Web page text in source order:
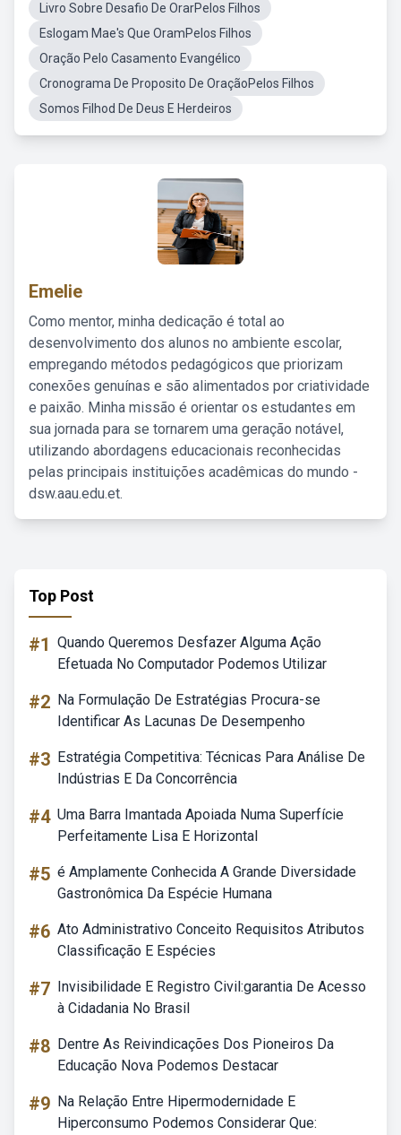
Livro Sobre Desafio De OrarPelos Filhos
Eslogam Mae's Que OramPelos Filhos
Oração Pelo Casamento Evangélico
Cronograma De Proposito De OraçãoPelos Filhos
Somos Filhod De Deus E Herdeiros
Emelie
Como mentor, minha dedicação é total ao
desenvolvimento dos alunos no ambiente escolar,
empregando métodos pedagógicos que priorizam
conexões genuínas e são alimentados por criatividade
e paixão. Minha missão é orientar os estudantes em
sua jornada para se tornarem uma geração notável,
utilizando abordagens educacionais reconhecidas
pelas principais instituições acadêmicas do mundo -
dsw.aau.edu.et.
Top Post
#1 Quando Queremos Desfazer Alguma Ação
Efetuada No Computador Podemos Utilizar
#2 Na Formulação De Estratégias Procura-se
Identificar As Lacunas De Desempenho
#3 Estratégia Competitiva: Técnicas Para Análise De
Indústrias E Da Concorrência
#4 Uma Barra Imantada Apoiada Numa Superfície
Perfeitamente Lisa E Horizontal
#5 é Amplamente Conhecida A Grande Diversidade
Gastronômica Da Espécie Humana
#6 Ato Administrativo Conceito Requisitos Atributos
Classificação E Espécies
#7 Invisibilidade E Registro Civil:garantia De Acesso
à Cidadania No Brasil
#8 Dentre As Reivindicações Dos Pioneiros Da
Educação Nova Podemos Destacar
#9 Na Relação Entre Hipermodernidade E
Hiperconsumo Podemos Considerar Que: